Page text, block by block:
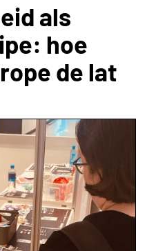
als
hoe
de lat